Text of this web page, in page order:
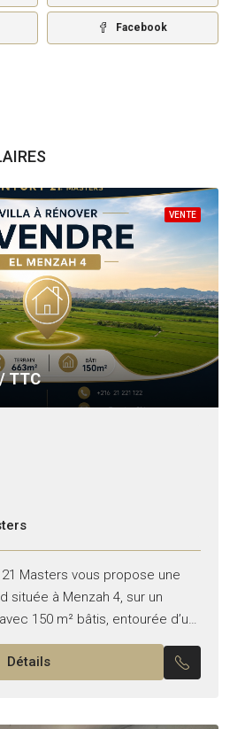
Facebook
VENTE
TTC
21 Masters vous propose une
située à Menzah 4, sur un
150 m² bâtis, entourée d’un
de...
Détails